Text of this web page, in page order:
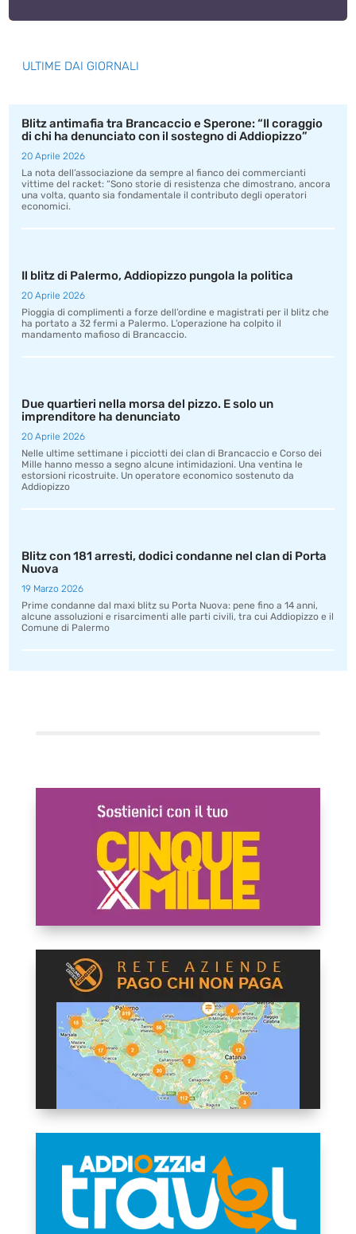
ULTIME DAI GIORNALI
Blitz antimafia tra Brancaccio e Sperone: “Il coraggio
di chi ha denunciato con il sostegno di Addiopizzo”
20 Aprile 2026
La nota dell’associazione da sempre al fianco dei commercianti
vittime del racket: “Sono storie di resistenza che dimostrano, ancora
una volta, quanto sia fondamentale il contributo degli operatori
economici.
Il blitz di Palermo, Addiopizzo pungola la politica
20 Aprile 2026
Pioggia di complimenti a forze dell’ordine e magistrati per il blitz che
ha portato a 32 fermi a Palermo. L’operazione ha colpito il
mandamento mafioso di Brancaccio.
Due quartieri nella morsa del pizzo. E solo un
imprenditore ha denunciato
20 Aprile 2026
Nelle ultime settimane i picciotti dei clan di Brancaccio e Corso dei
Mille hanno messo a segno alcune intimidazioni. Una ventina le
estorsioni ricostruite. Un operatore economico sostenuto da
Addiopizzo
Blitz con 181 arresti, dodici condanne nel clan di Porta
Nuova
19 Marzo 2026
Prime condanne dal maxi blitz su Porta Nuova: pene fino a 14 anni,
alcune assoluzioni e risarcimenti alle parti civili, tra cui Addiopizzo e il
Comune di Palermo